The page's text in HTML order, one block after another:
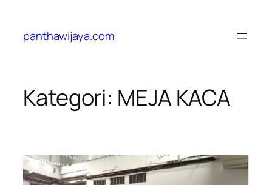
konten
panthawijaya.com
Kategori: MEJA KACA